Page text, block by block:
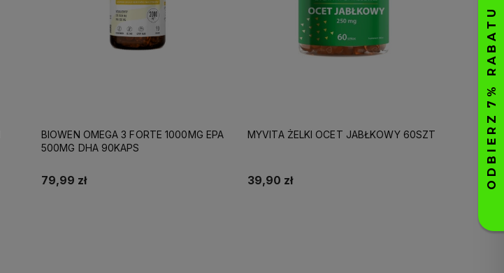
BIOWEN OMEGA 3 FORTE 1000MG EPA
500MG DHA 90KAPS
79,99 zł
MYVITA ŻELKI OCET JABŁKOWY 60SZT
39,90 zł